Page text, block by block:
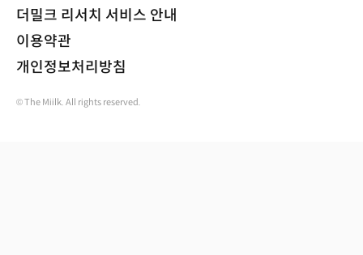
더밀크 리서치 서비스 안내
이용약관
개인정보처리방침
© The Miilk. All rights reserved.